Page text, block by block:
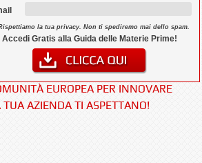
la tua privacy. Non ti spediremo mai dello spam.
Accedi Gratis alla Guida delle Materie Prime!
DORMIRE. PARTE 2
SOLARE: SI DORME DI PIÙ MA
NON MIGLIORA!
FINANZIAMENTI DELLA
EUROPEA PER INNOVARE
TUA AZIENDA TI ASPETTANO!